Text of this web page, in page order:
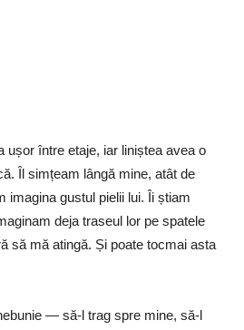
ușor între etaje, iar liniștea avea o
Îl simțeam lângă mine, atât de
imagina gustul pielii lui. Îi știam
deja traseul lor pe spatele
să mă atingă. Și poate tocmai asta
— să-l trag spre mine, să-l